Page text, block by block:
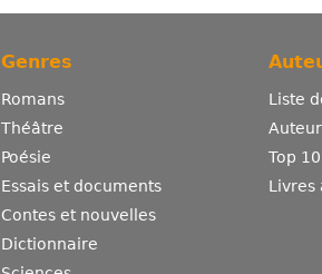
Genres
Romans
Théâtre
Poésie
Essais et documents
Contes et nouvelles
Dictionnaire
Liste
Top
Livres